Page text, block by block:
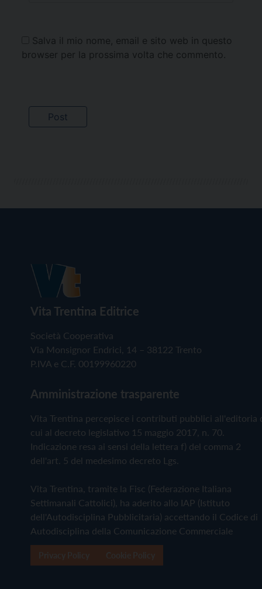
Salva il mio nome, email e sito web in questo
browser per la prossima volta che commento.
Vita Trentina Editrice
Società Cooperativa
Via Monsignor Endrici, 14 – 38122 Trento
P.IVA e C.F. 00199960220
Amministrazione trasparente
Vita Trentina percepisce i contributi pubblici all'editoria
cui al decreto legislativo 15 maggio 2017, n. 70.
Indicazione resa ai sensi della lettera f) del comma 2
dell'art. 5 del medesimo decreto Lgs.
Vita Trentina, tramite la Fisc (Federazione Italiana
Settimanali Cattolici), ha aderito allo IAP (Istituto
dell'Autodisciplina Pubblicitaria) accettando il Codice di
Autodisciplina della Comunicazione Commerciale